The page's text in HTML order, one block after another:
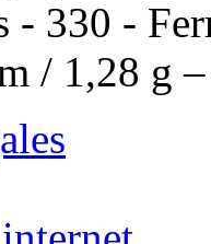
- 330 -
/ 1,28 g